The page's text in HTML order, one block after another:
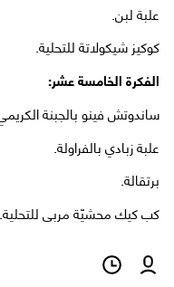
علبة لبن.
كوكيز شيكولاتة للتحلية.
الفكرة الخامسة عشر:
ساندوتش فينو بالجبنة
علبة زبادي بالفراولة.
برتقالة.
كب كيك محشيّة مربى للتحلية.